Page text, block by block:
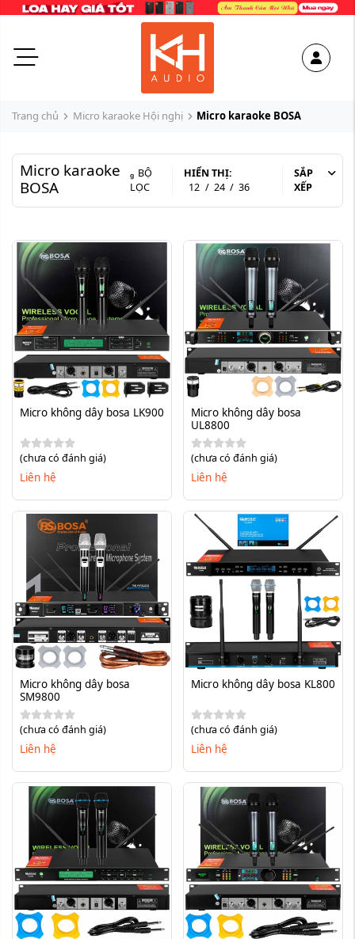
Trang chủ Micro karaoke Hội nghị Micro karaoke BOSA
Micro karaoke
BOSA
BỘ
LỌC
HIỂN THỊ:
12 / 24 / 36
SẮP
XẾP
Micro không dây bosa LK900
(chưa có đánh giá)
Liên hệ
Micro không dây bosa
UL8800
(chưa có đánh giá)
Liên hệ
Micro không dây bosa
SM9800
(chưa có đánh giá)
Liên hệ
Micro không dây bosa KL800
(chưa có đánh giá)
Liên hệ